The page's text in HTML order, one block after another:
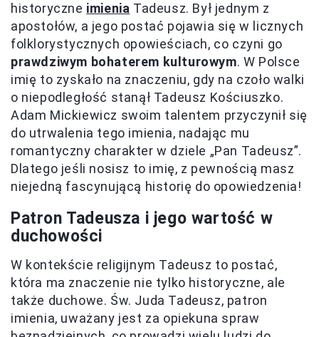
historyczne imienia Tadeusz. Był jednym z
apostołów, a jego postać pojawia się w licznych
folklorystycznych opowieściach, co czyni go
prawdziwym bohaterem kulturowym. W Polsce
imię to zyskało na znaczeniu, gdy na czoło walki
o niepodległość stanął Tadeusz Kościuszko.
Adam Mickiewicz swoim talentem przyczynił się
do utrwalenia tego imienia, nadając mu
romantyczny charakter w dziele „Pan Tadeusz”.
Dlatego jeśli nosisz to imię, z pewnością masz
niejedną fascynującą historię do opowiedzenia!
Patron Tadeusza i jego wartość w
duchowości
W kontekście religijnym Tadeusz to postać,
która ma znaczenie nie tylko historyczne, ale
także duchowe. Św. Juda Tadeusz, patron
imienia, uważany jest za opiekuna spraw